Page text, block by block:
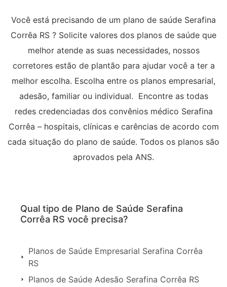
Você está precisando de um plano de saúde Serafina
Corrêa RS ? Solicite valores dos planos de saúde que
melhor atende as suas necessidades, nossos
corretores estão de plantão para ajudar você a ter a
melhor escolha. Escolha entre os planos empresarial,
adesão, familiar ou individual. Encontre as todas
redes credenciadas dos convênios médico Serafina
Corrêa – hospitais, clínicas e carências de acordo com
cada situação do plano de saúde. Todos os planos são
aprovados pela ANS.
Qual tipo de Plano de Saúde Serafina
Corrêa RS você precisa?
Planos de Saúde Empresarial Serafina Corrêa
RS
Planos de Saúde Adesão Serafina Corrêa RS